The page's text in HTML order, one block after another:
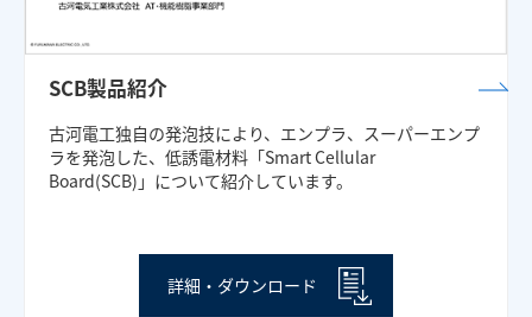
SCB製品紹介
古河電工独自の発泡技により、エンプラ、スーパーエンプ
ラを発泡した、低誘電材料「Smart Cellular
Board(SCB)」について紹介しています。
詳細・ダウンロード